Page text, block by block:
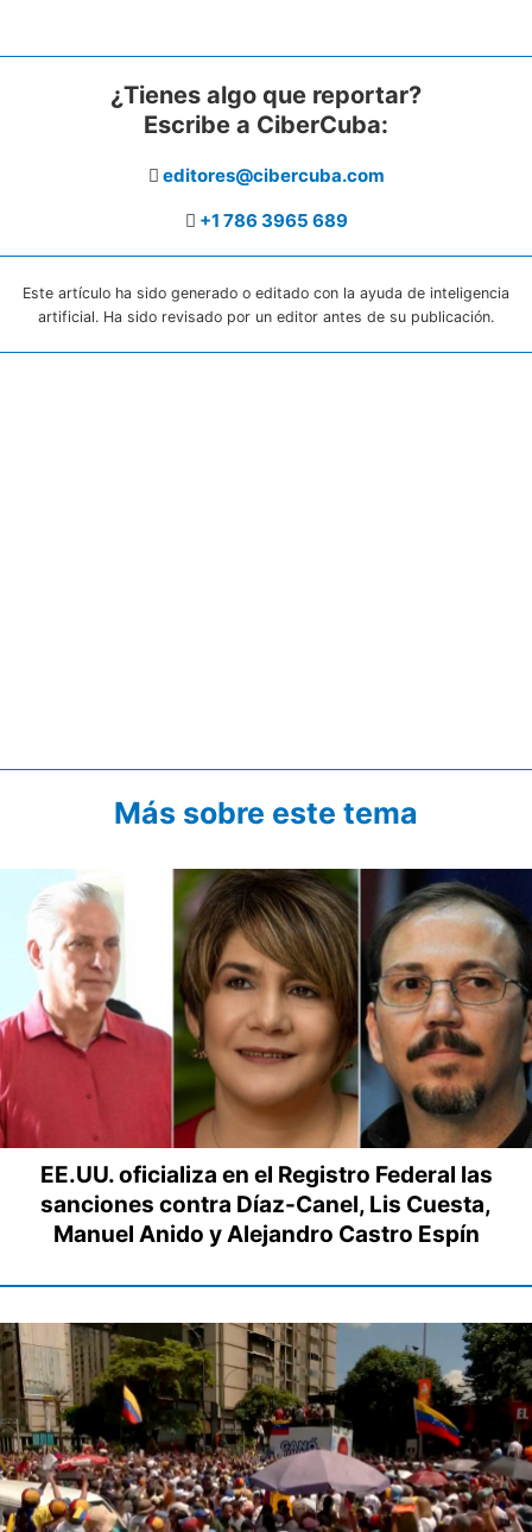
¿Tienes algo que reportar?
Escribe a CiberCuba:
editores@cibercuba.com
+1 786 3965 689
Este artículo ha sido generado o editado con la ayuda de inteligencia
artificial. Ha sido revisado por un editor antes de su publicación.
Más sobre este tema
EE.UU. oficializa en el Registro Federal las
sanciones contra Díaz-Canel, Lis Cuesta,
Manuel Anido y Alejandro Castro Espín